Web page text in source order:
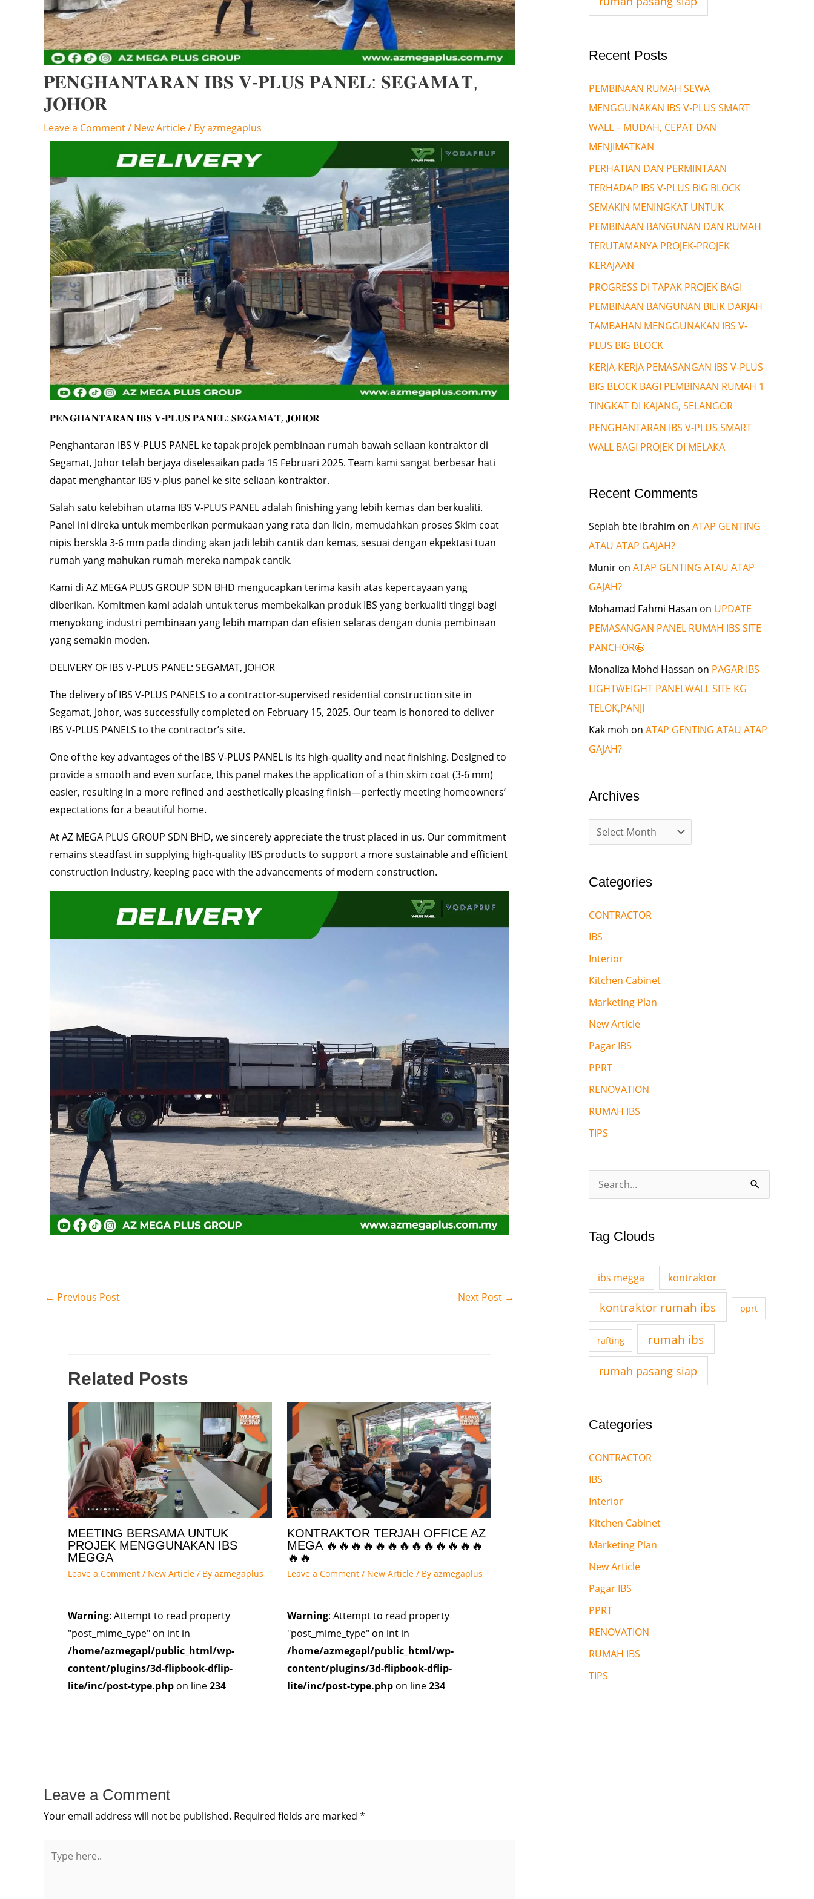
𝐏𝐄𝐍𝐆𝐇𝐀𝐍𝐓𝐀𝐑𝐀𝐍 𝐈𝐁𝐒 𝐕-𝐏𝐋𝐔𝐒 𝐏𝐀𝐍𝐄𝐋: 𝐒𝐄𝐆𝐀𝐌𝐀𝐓,
𝐉𝐎𝐇𝐎𝐑
Leave a Comment/ New Article/ Byazmegaplus
𝐏𝐄𝐍𝐆𝐇𝐀𝐍𝐓𝐀𝐑𝐀𝐍 𝐈𝐁𝐒 𝐕-𝐏𝐋𝐔𝐒 𝐏𝐀𝐍𝐄𝐋: 𝐒𝐄𝐆𝐀𝐌𝐀𝐓, 𝐉𝐎𝐇𝐎𝐑
Penghantaran IBS V-PLUS PANEL ke tapak projek pembinaan rumah bawah seliaan kontraktor di
Segamat, Johor telah berjaya diselesaikan pada 15 Februari 2025. Team kami sangat berbesar hati
dapat menghantar IBS v-plus panel ke site seliaan kontraktor.
Salah satu kelebihan utama IBS V-PLUS PANEL adalah finishing yang lebih kemas dan berkualiti.
Panel ini direka untuk memberikan permukaan yang rata dan licin, memudahkan proses Skim coat
nipis berskla 3-6 mm pada dinding akan jadi lebih cantik dan kemas, sesuai dengan ekpektasi tuan
rumah yang mahukan rumah mereka nampak cantik.
Kami di AZ MEGA PLUS GROUP SDN BHD mengucapkan terima kasih atas kepercayaan yang
diberikan. Komitmen kami adalah untuk terus membekalkan produk IBS yang berkualiti tinggi bagi
menyokong industri pembinaan yang lebih mampan dan efisien selaras dengan dunia pembinaan
yang semakin moden.
DELIVERY OF IBS V-PLUS PANEL: SEGAMAT, JOHOR
The delivery of IBS V-PLUS PANELS to a contractor-supervised residential construction site in
Segamat, Johor, was successfully completed on February 15, 2025. Our team is honored to deliver
IBS V-PLUS PANELS to the contractor’s site.
One of the key advantages of the IBS V-PLUS PANEL is its high-quality and neat finishing. Designed to
provide a smooth and even surface, this panel makes the application of a thin skim coat (3-6 mm)
easier, resulting in a more refined and aesthetically pleasing finish—perfectly meeting homeowners’
expectations for a beautiful home.
At AZ MEGA PLUS GROUP SDN BHD, we sincerely appreciate the trust placed in us. Our commitment
remains steadfast in supplying high-quality IBS products to support a more sustainable and efficient
construction industry, keeping pace with the advancements of modern construction.
← Previous Post Next Post →
Related Posts
MEETING BERSAMA UNTUK
PROJEK MENGGUNAKAN IBS
MEGGA
Leave a Comment / New Article / By azmegaplus
Warning: Attempt to read property
"post_mime_type" on int in
/home/azmegapl/public_html/wp-
content/plugins/3d-flipbook-dflip-
lite/inc/post-type.php on line234
KONTRAKTOR TERJAH OFFICE AZ
MEGA 🔥🔥🔥🔥🔥🔥🔥🔥🔥🔥🔥🔥🔥
🔥🔥
Leave a Comment / New Article / By azmegaplus
Warning: Attempt to read property
"post_mime_type" on int in
/home/azmegapl/public_html/wp-
content/plugins/3d-flipbook-dflip-
lite/inc/post-type.php on line234
Leave a Comment
Your email address will not be published. Required fields are marked *
here..
Recent Posts
PEMBINAAN RUMAH SEWA
MENGGUNAKAN IBS V-PLUS SMART
WALL – MUDAH, CEPAT DAN
MENJIMATKAN
PERHATIAN DAN PERMINTAAN
TERHADAP IBS V-PLUS BIG BLOCK
SEMAKIN MENINGKAT UNTUK
PEMBINAAN BANGUNAN DAN RUMAH
TERUTAMANYA PROJEK-PROJEK
KERAJAAN
PROGRESS DI TAPAK PROJEK BAGI
PEMBINAAN BANGUNAN BILIK DARJAH
TAMBAHAN MENGGUNAKAN IBS V-
PLUS BIG BLOCK
KERJA-KERJA PEMASANGAN IBS V-PLUS
BIG BLOCK BAGI PEMBINAAN RUMAH 1
TINGKAT DI KAJANG, SELANGOR
PENGHANTARAN IBS V-PLUS SMART
WALL BAGI PROJEK DI MELAKA
Recent Comments
Sepiah bte Ibrahim on ATAP GENTING
ATAU ATAP GAJAH?
Munir on ATAP GENTING ATAU ATAP
GAJAH?
Mohamad Fahmi Hasan on UPDATE
PEMASANGAN PANEL RUMAH IBS SITE
PANCHOR🤩
Monaliza Mohd Hassan on PAGAR IBS
LIGHTWEIGHT PANELWALL SITE KG
TELOK,PANJI
Kak moh on ATAP GENTING ATAU ATAP
GAJAH?
Archives
Categories
CONTRACTOR
IBS
Interior
Kitchen Cabinet
Marketing Plan
New Article
Pagar IBS
PPRT
RENOVATION
RUMAH IBS
TIPS
r
c
o
:
Tag Clouds
ibs megga kontraktor
kontraktor rumah ibs pprt
rafting rumah ibs
rumah pasang siap
Categories
CONTRACTOR
IBS
Interior
Kitchen Cabinet
Marketing Plan
New Article
Pagar IBS
PPRT
RENOVATION
RUMAH IBS
TIPS